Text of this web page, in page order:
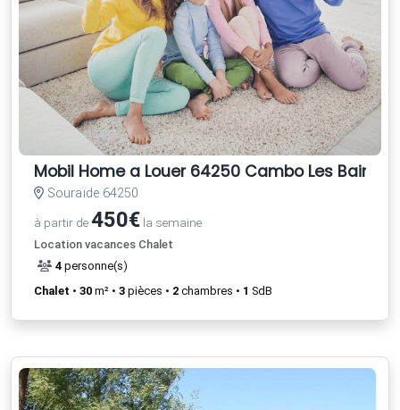
Mobil Home a Louer 64250 Cambo Les Bains
Souraïde 64250
à partir de450€ la semaine
Location vacances Chalet
4 personne(s)
Chalet • 30 m² • 3 pièces • 2 chambres • 1 SdB